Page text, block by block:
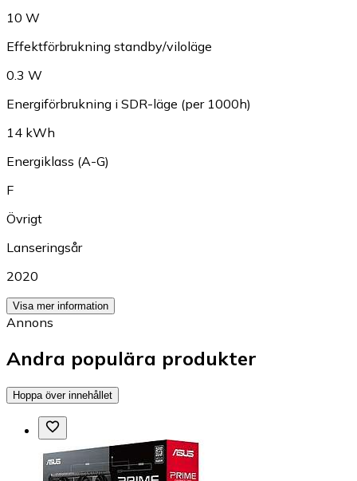
10 W
Effektförbrukning standby/viloläge
0.3 W
Energiförbrukning i SDR-läge (per 1000h)
14 kWh
Energiklass (A-G)
F
Övrigt
Lanseringsår
2020
Visa mer information
Annons
Andra populära produkter
Hoppa över innehållet